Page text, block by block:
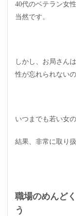
まと
め
40代のベテラン女
当然です。
しかし、お局さん
性が忘れられないの
いつまでも若い女
結果、非常に取り
職場のめんど
う